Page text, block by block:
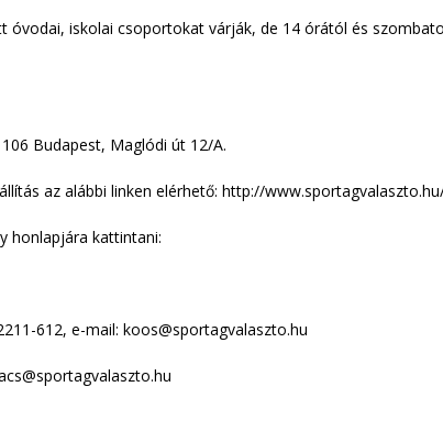
óvodai, iskolai csoportokat várják, de 14 órától és
Budapest, Maglódi út 12/A.
az alábbi linken elérhető: http://
honlapjára kattintani:
612, e-mail: koos@sportagvalaszto.hu